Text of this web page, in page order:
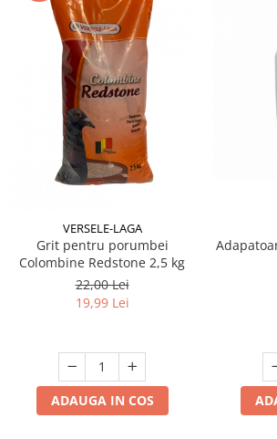
VERSELE-LAGA
Grit pentru porumbei
Colombine Redstone 2,5 kg
22,00 Lei
19,99 Lei
ADAUGA IN COS